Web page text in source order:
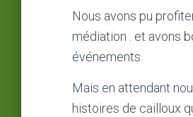
Nous avons pu
médiation . et avons
événements.
Mais en attendant
histoires de cailloux